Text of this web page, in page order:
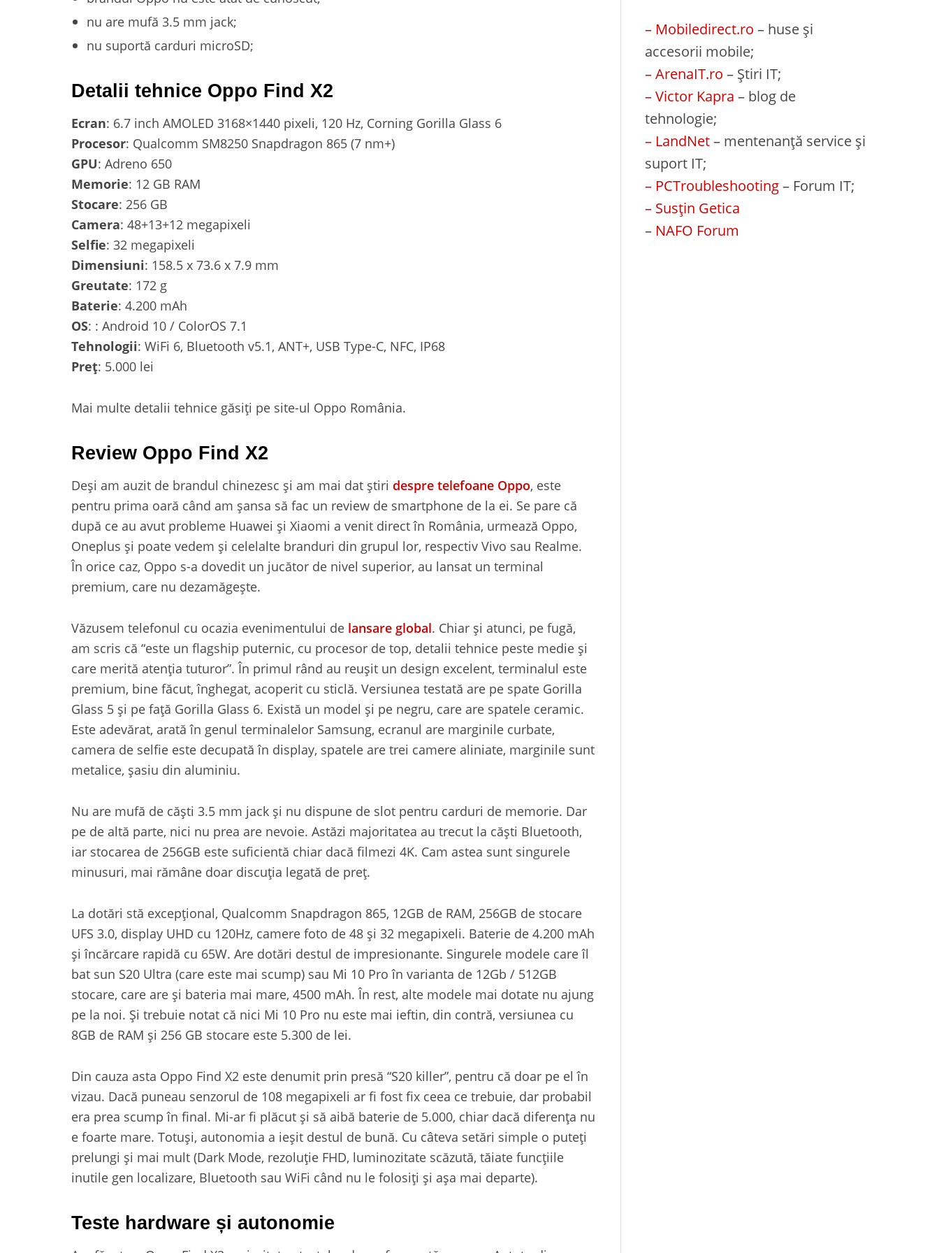
nu are mufă 3.5 mm jack;
nu suportă carduri microSD;
Detalii tehnice Oppo Find X2
Ecran: 6.7 inch AMOLED 3168×1440 pixeli, 120 Hz, Corning Gorilla Glass 6
Procesor: Qualcomm SM8250 Snapdragon 865 (7 nm+)
GPU: Adreno 650
Memorie: 12 GB RAM
Stocare: 256 GB
Camera: 48+13+12 megapixeli
Selfie: 32 megapixeli
Dimensiuni: 158.5 x 73.6 x 7.9 mm
Greutate: 172 g
Baterie: 4.200 mAh
OS: : Android 10 / ColorOS 7.1
Tehnologii: WiFi 6, Bluetooth v5.1, ANT+, USB Type-C, NFC, IP68
Preț: 5.000 lei
Mai multe detalii tehnice găsiți pe site-ul Oppo România.
Review Oppo Find X2
Deși am auzit de brandul chinezesc și am mai dat știri despre telefoane Oppo, este
pentru prima oară când am șansa să fac un review de smartphone de la ei. Se pare că
după ce au avut probleme Huawei și Xiaomi a venit direct în România, urmează Oppo,
Oneplus și poate vedem și celelalte branduri din grupul lor, respectiv Vivo sau Realme.
În orice caz, Oppo s-a dovedit un jucător de nivel superior, au lansat un terminal
premium, care nu dezamăgește.
Văzusem telefonul cu ocazia evenimentului de lansare global. Chiar și atunci, pe fugă,
am scris că “este un flagship puternic, cu procesor de top, detalii tehnice peste medie și
care merită atenția tuturor”. În primul rând au reușit un design excelent, terminalul este
premium, bine făcut, înghegat, acoperit cu sticlă. Versiunea testată are pe spate Gorilla
Glass 5 și pe față Gorilla Glass 6. Există un model și pe negru, care are spatele ceramic.
Este adevărat, arată în genul terminalelor Samsung, ecranul are marginile curbate,
camera de selfie este decupată în display, spatele are trei camere aliniate, marginile sunt
metalice, șasiu din aluminiu.
Nu are mufă de căști 3.5 mm jack și nu dispune de slot pentru carduri de memorie. Dar
pe de altă parte, nici nu prea are nevoie. Astăzi majoritatea au trecut la căști Bluetooth,
iar stocarea de 256GB este suficientă chiar dacă filmezi 4K. Cam astea sunt singurele
minusuri, mai rămâne doar discuția legată de preț.
La dotări stă excepțional, Qualcomm Snapdragon 865, 12GB de RAM, 256GB de stocare
UFS 3.0, display UHD cu 120Hz, camere foto de 48 și 32 megapixeli. Baterie de 4.200 mAh
și încărcare rapidă cu 65W. Are dotări destul de impresionante. Singurele modele care îl
bat sun S20 Ultra (care este mai scump) sau Mi 10 Pro în varianta de 12Gb / 512GB
stocare, care are și bateria mai mare, 4500 mAh. În rest, alte modele mai dotate nu ajung
pe la noi. Și trebuie notat că nici Mi 10 Pro nu este mai ieftin, din contră, versiunea cu
8GB de RAM și 256 GB stocare este 5.300 de lei.
Din cauza asta Oppo Find X2 este denumit prin presă “S20 killer”, pentru că doar pe el în
vizau. Dacă puneau senzorul de 108 megapixeli ar fi fost fix ceea ce trebuie, dar probabil
era prea scump în final. Mi-ar fi plăcut și să aibă baterie de 5.000, chiar dacă diferența nu
e foarte mare. Totuși, autonomia a ieșit destul de bună. Cu câteva setări simple o puteți
prelungi și mai mult (Dark Mode, rezoluție FHD, luminozitate scăzută, tăiate funcțiile
inutile gen localizare, Bluetooth sau WiFi când nu le folosiți și așa mai departe).
Teste hardware și autonomie
– Mobiledirect.ro – huse și
accesorii mobile;
– ArenaIT.ro – Știri IT;
– Victor Kapra – blog de
tehnologie;
– LandNet– mentenanță service și
suport IT;
– PCTroubleshooting– Forum IT;
– Susțin Getica
– NAFO Forum